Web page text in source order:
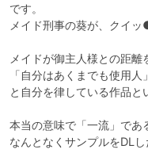
です。
メイド刑事の葵が、クイ
メイドが御主人様との距離
「自分はあくまでも使用人」
と自分を律している作品と
本当の意味で「一流」であ
なんとなくサンプルをDL